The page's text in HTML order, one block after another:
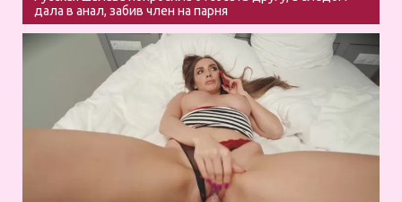
дала в анал, забив член на парня